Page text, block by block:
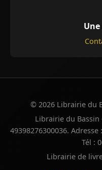
© 2026 Librairie du
Librairie du Bassin
49398276300036.
Tél :
Librairie de